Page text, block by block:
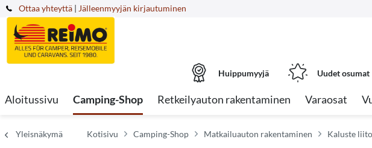
Ottaa yhteyttä | Jälleenmyyjän kirjautuminen
Huippumyyjä Uudet osumat
Aloitussivu Camping-Shop Retkeilyauton rakentaminen Varaosat
Yleisnäkymä Kotisivu Camping-Shop Matkailuauton rakentaminen Kaluste